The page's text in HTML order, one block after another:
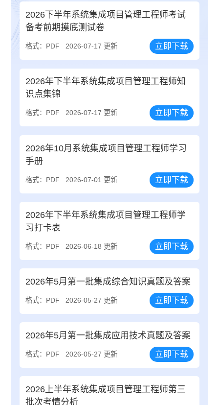
2026下半年系统集成项目管理工程师考试
备考前期摸底测试卷
格式：PDF 2026-07-17 更新 立即下载
2026年下半年系统集成项目管理工程师知
识点集锦
格式：PDF 2026-07-17 更新 立即下载
2026年10月系统集成项目管理工程师学习
手册
格式：PDF 2026-07-01 更新 立即下载
2026年下半年系统集成项目管理工程师学
习打卡表
格式：PDF 2026-06-18 更新 立即下载
2026年5月第一批集成综合知识真题及答案
格式：PDF 2026-05-27 更新 立即下载
2026年5月第一批集成应用技术真题及答案
格式：PDF 2026-05-27 更新 立即下载
2026上半年系统集成项目管理工程师第三
批次考情分析